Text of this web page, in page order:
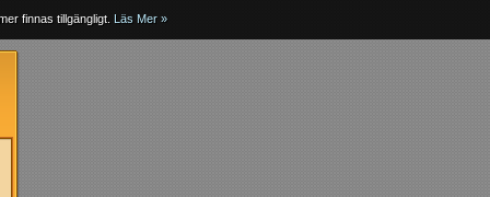
finnas tillgängligt. Läs Mer »